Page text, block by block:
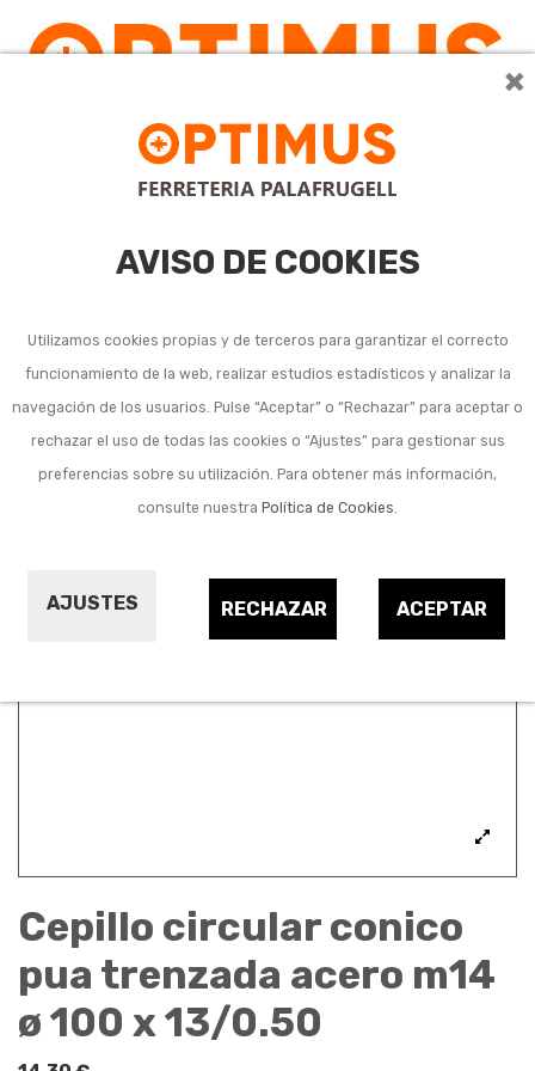
×
AVISO DE COOKIES
Utilizamos cookies propias y de terceros para garantizar el correcto
funcionamiento de la web, realizar estudios estadísticos y analizar la
navegación de los usuarios. Pulse “Aceptar” o “Rechazar” para aceptar o
rechazar el uso de todas las cookies o “Ajustes” para gestionar sus
preferencias sobre su utilización. Para obtener más información,
consulte nuestra Política de Cookies.
AJUSTES ACEPTAR
RECHAZAR
Cepillo circular conico
pua trenzada acero m14
ø 100 x 13/0.50